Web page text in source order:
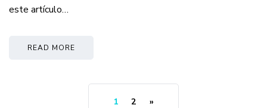
este artículo…
READ MORE
1 2 »